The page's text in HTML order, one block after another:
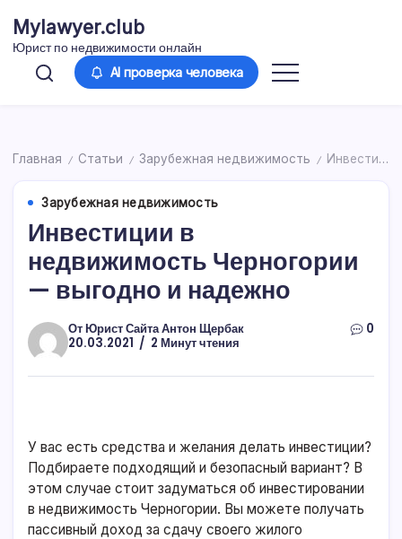
содержимому
Mylawyer.club
Юрист по недвижимости онлайн
AI проверка человека
Главная / Статьи / Зарубежная недвижимость / Инвестиции в недвижимость Черногории — выгодно и надежно
Зарубежная недвижимость
Инвестиции в
недвижимость Черногории
— выгодно и надежно
ОтЮрист Сайта Антон Щербак
20.03.2021
2 Минут чтения
0
У вас есть средства и желания делать инвестиции?
Подбираете подходящий и безопасный вариант? В
этом случае стоит задуматься об инвестировании
в недвижимость Черногории. Вы можете получать
пассивный доход за сдачу своего жилого